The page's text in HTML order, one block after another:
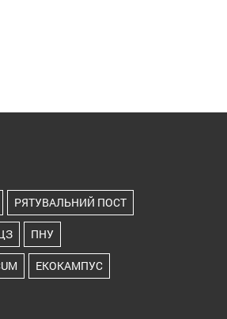
РЯТУВАЛЬНИЙ ПОСТ
ПНУ
ЕКОКАМПУС